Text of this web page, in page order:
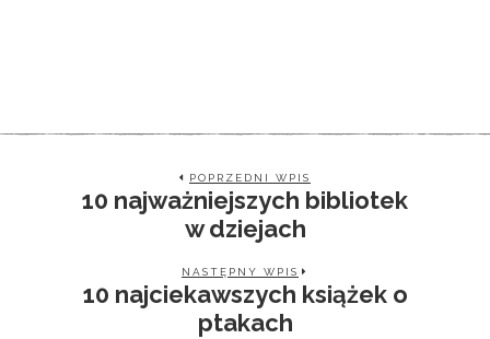
POPRZEDNI WPIS
10 najważniejszych bibliotek
w dziejach
NASTĘPNY WPIS
10 najciekawszych książek o
ptakach